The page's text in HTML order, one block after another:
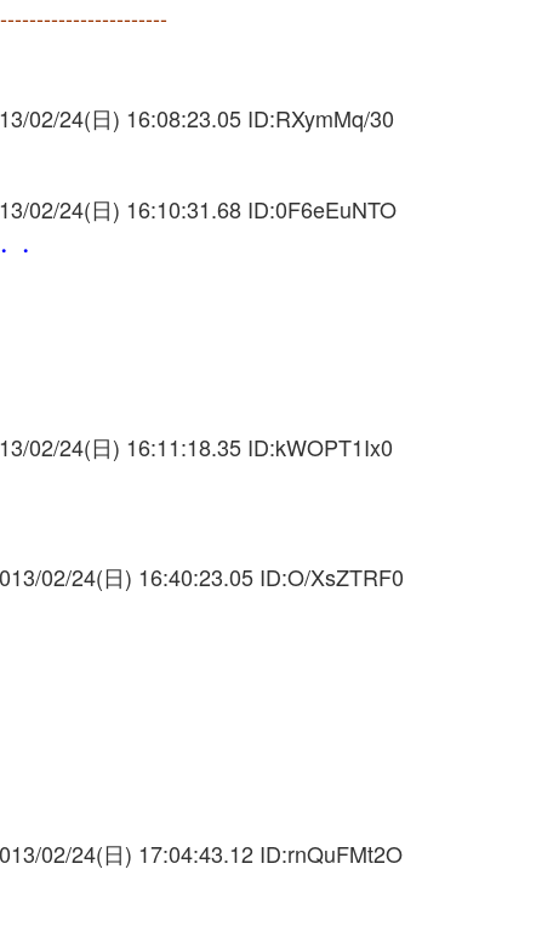
02/24(日) 16:08:23.05 ID:RXymMq/30
02/24(日) 16:10:31.68 ID:0F6eEuNTO
・
02/24(日) 16:11:18.35 ID:kWOPT1Ix0
02/24(日) 16:40:23.05 ID:O/XsZTRF0
02/24(日) 17:04:43.12 ID:rnQuFMt2O